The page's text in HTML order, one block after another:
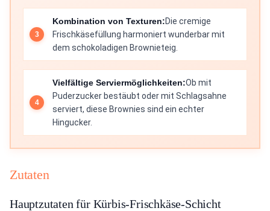
Kombination von Texturen:Die cremige
Frischkäsefüllung harmoniert wunderbar mit
dem schokoladigen Brownieteig.
Vielfältige Serviermöglichkeiten:Ob mit
Puderzucker bestäubt oder mit Schlagsahne
serviert, diese Brownies sind ein echter
Hingucker.
Zutaten
Hauptzutaten für Kürbis-Frischkäse-Schicht